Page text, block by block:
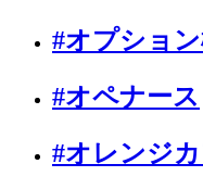
#オプショ
#オペナース
#オレンジ